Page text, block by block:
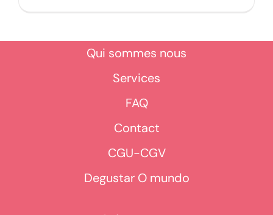
Qui sommes nous
Services
FAQ
Contact
CGU-CGV
Degustar O mundo